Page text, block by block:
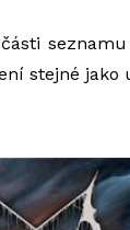
stejné jako